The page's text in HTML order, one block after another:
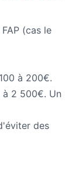
(cas le
à 200€.
à 2 500€. Un
des